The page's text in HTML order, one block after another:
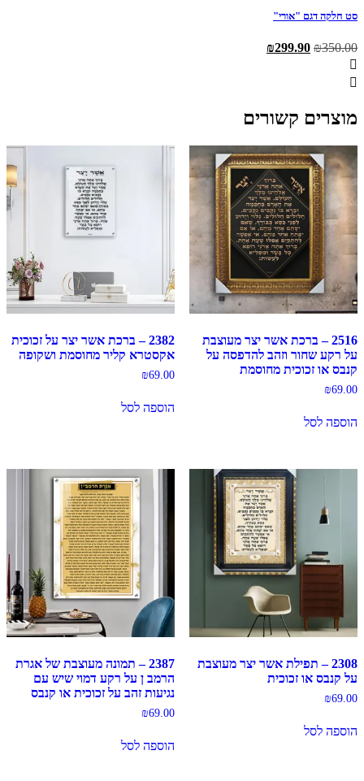
סט חלקה דגם "אורי"
₪350.00
המחיר ₪299.90
מוצרים קשורים
2516 – ברכת אשר יצר מעוצבת
על רקע שחור וזהב להדפסה על
קנבס או זכוכית מחוסמת
₪69.00
הוספה לסל
2382 – ברכת אשר יצר על זכוכית
אקסטרא קליר מחוסמת ושקופה
₪69.00
הוספה לסל
2308 – תפילת אשר יצר מעוצבת
על קנבס או זכוכית
₪69.00
הוספה לסל
2387 – תמונה מעוצבת של אגרת
הרמב ן על רקע דמוי שיש עם
נגיעות זהב על זכוכית או קנבס
₪69.00
הוספה לסל